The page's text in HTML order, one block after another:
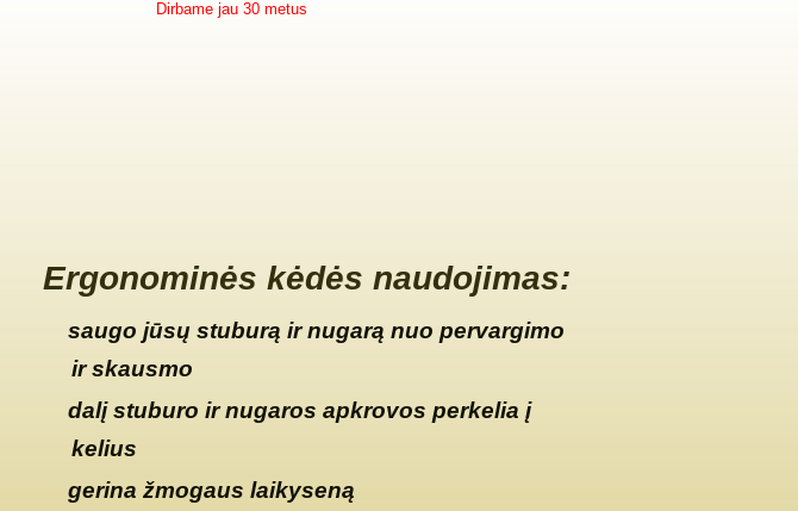
Dirbame jau 30 metus
Ergonominės kėdės naudojimas:
saugo jūsų stuburą ir nugarą nuo pervargimo
ir skausmo
dalį stuburo ir nugaros apkrovos perkelia į
kelius
gerina žmogaus laikyseną